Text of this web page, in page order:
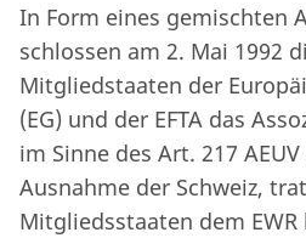
In Form eines gemischten
schlossen am 2. Mai 1992
Mitgliedstaaten der
(EG) und der EFTA das
im Sinne des Art. 217
Ausnahme der Schweiz,
Mitgliedsstaaten dem